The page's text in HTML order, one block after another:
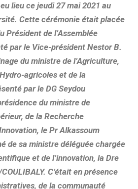
lieu ce jeudi 27 mai 2021 au
Cette cérémonie était placée
Président de l’Assemblée
par le Vice-président Nestor B.
du ministre de l’Agriculture,
agricoles et de la
par le DG Seydou
du ministre de
de la Recherche
le Pr Alkassoum
de sa ministre déléguée chargée
et de l’innovation, la Dre
C’était en présence
de la communauté